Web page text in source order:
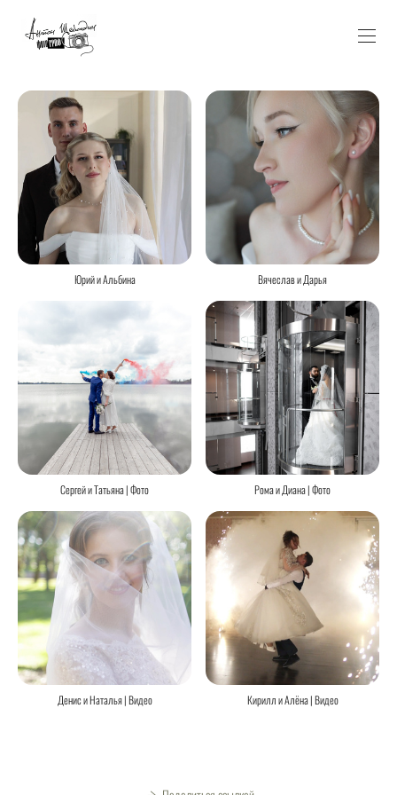
Юрий и Альбина Вячеслав и Дарья
Сергей и Татьяна | Фото Рома и Диана | Фото
Денис и Наталья | Видео Кирилл и Алёна | Видео